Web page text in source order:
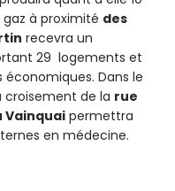
à proximité des
recevra un
29 logements et
Dans le
de la rue
Vainquaipermettra
en médecine.